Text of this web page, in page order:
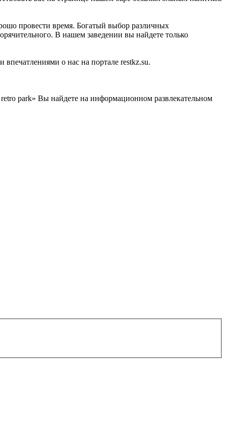
провести время. Богатый выбор различных
В нашем заведении вы найдете только
о нас на портале restkz.su.
park» Вы найдете на информационном развлекательном